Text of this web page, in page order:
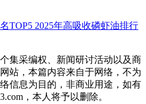
TOP5 2025年高吸收磷虾油排行
集采编权、新闻研讨活动以及商
站，本篇内容来自于网络，不为
信息为目的，非商业用途，如有
，本人将予以删除。